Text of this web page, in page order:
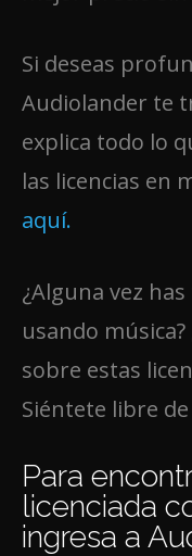
Si deseas
Audiolander te
explica todo lo
las licencias en
aquí.
¿Alguna vez
usando
sobre estas
Siéntete libre
Para
licenciada
ingresa a